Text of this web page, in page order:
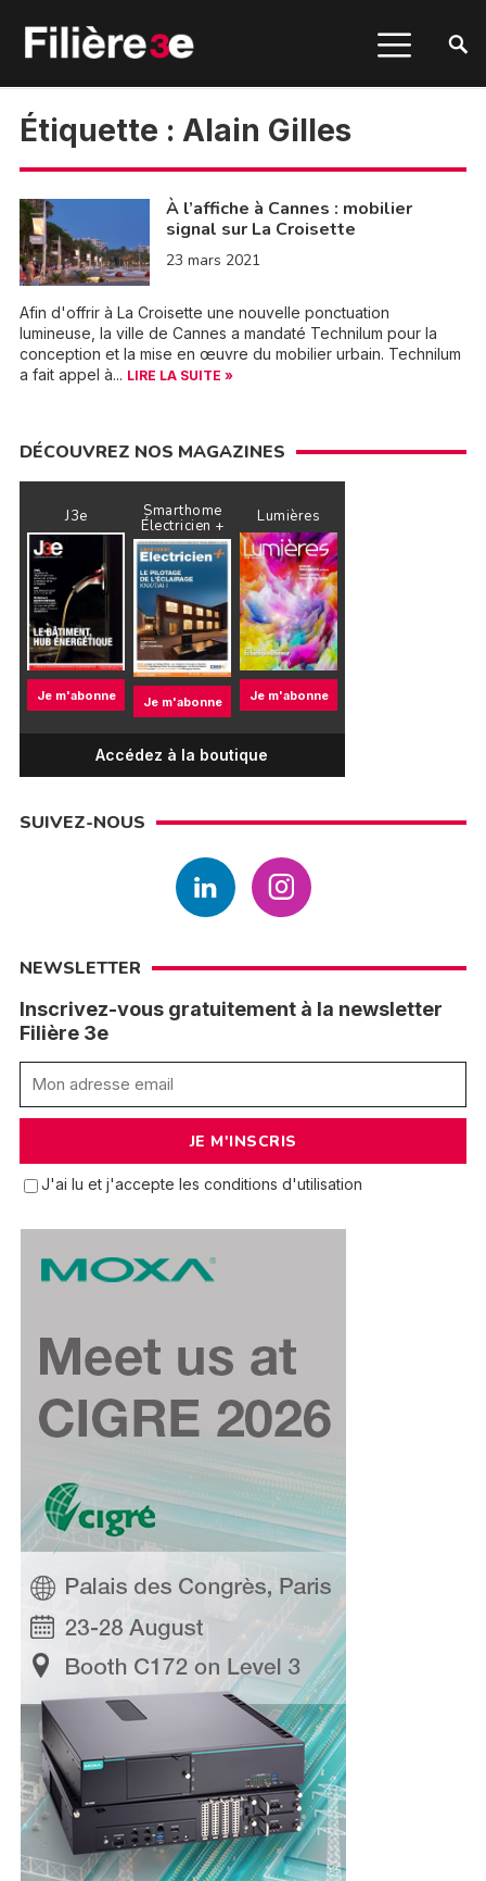
Étiquette : Alain Gilles
À l’affiche à Cannes : mobilier
signal sur La Croisette
23 mars 2021
Afin d'offrir à La Croisette une nouvelle ponctuation
lumineuse, la ville de Cannes a mandaté Technilum pour la
conception et la mise en œuvre du mobilier urbain. Technilum
a fait appel à... LIRE LA SUITE »
DÉCOUVREZ NOS MAGAZINES
J3e
Je m'abonne
Smarthome
Électricien +
Je m'abonne
Lumières
Je m'abonne
Accédez à la boutique
SUIVEZ-NOUS
NEWSLETTER
Inscrivez-vous gratuitement à la newsletter
Filière 3e
J'ai lu et j'accepte les conditions d'utilisation